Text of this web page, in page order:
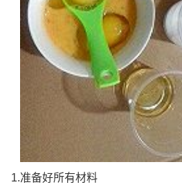
1.准备好所有材料